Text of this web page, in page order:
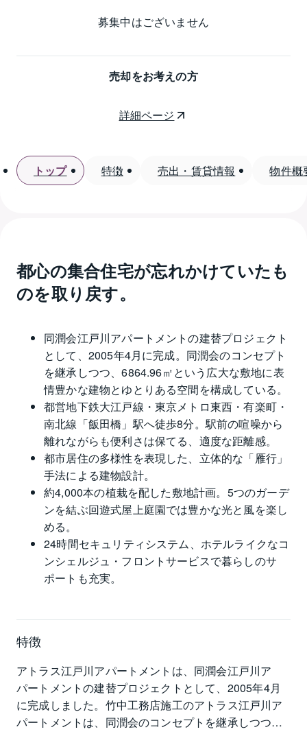
募集中はございません
売却をお考えの方
詳細ページ
トップ 特徴 売出・賃貸情報 物件概
都心の集合住宅が忘れかけていたも
のを取り戻す。
同潤会江戸川アパートメントの建替プロジェクト
として、2005年4月に完成。同潤会のコンセプト
を継承しつつ、6864.96㎡という広大な敷地に表
情豊かな建物とゆとりある空間を構成している。
都営地下鉄大江戸線・東京メトロ東西・有楽町・
南北線「飯田橋」駅へ徒歩8分。駅前の喧噪から
離れながらも便利さは保てる、適度な距離感。
都市居住の多様性を表現した、立体的な「雁行」
手法による建物設計。
約4,000本の植栽を配した敷地計画。5つのガーデ
ンを結ぶ回遊式屋上庭園では豊かな光と風を楽し
める。
24時間セキュリティシステム、ホテルライクなコ
ンシェルジュ・フロントサービスで暮らしのサ
ポートも充実。
特徴
アトラス江戸川アパートメントは、同潤会江戸川ア
パートメントの建替プロジェクトとして、2005年4月
に完成しました。竹中工務店施工のアトラス江戸川ア
パートメントは、同潤会のコンセプトを継承しつつ、